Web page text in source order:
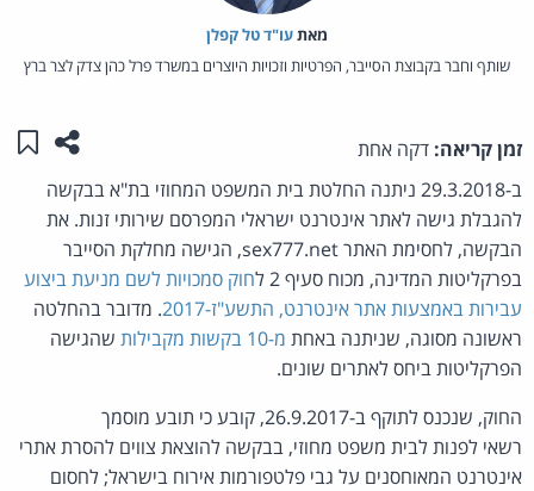
מאת‏עו"ד טל קפלן
שותף וחבר בקבוצת הסייבר, הפרטיות וזכויות היוצרים במשרד פרל כהן צדק לצר ברץ
זמן קריאה: דקה אחת שתפו
ב-29.3.2018 ניתנה החלטת בית המשפט המחוזי בת"א בבקשה
להגבלת גישה לאתר אינטרנט ישראלי המפרסם שירותי זנות. את
הבקשה, לחסימת האתר sex777.net, הגישה מחלקת הסייבר
בפרקליטות המדינה, מכוח סעיף 2 ל
חוק סמכויות לשם מניעת ביצוע
עבירות באמצעות אתר אינטרנט, התשע"ז-2017
. מדובר בהחלטה
ראשונה מסוגה, שניתנה באחת מ-10 בקשות מקבילות
שהגישה
הפרקליטות ביחס לאתרים שונים.
החוק, שנכנס לתוקף ב-26.9.2017, קובע כי תובע מוסמך
רשאי לפנות לבית משפט מחוזי, בבקשה להוצאת צווים להסרת אתרי
אינטרנט המאוחסנים על גבי פלטפורמות אירוח בישראל; לחסום